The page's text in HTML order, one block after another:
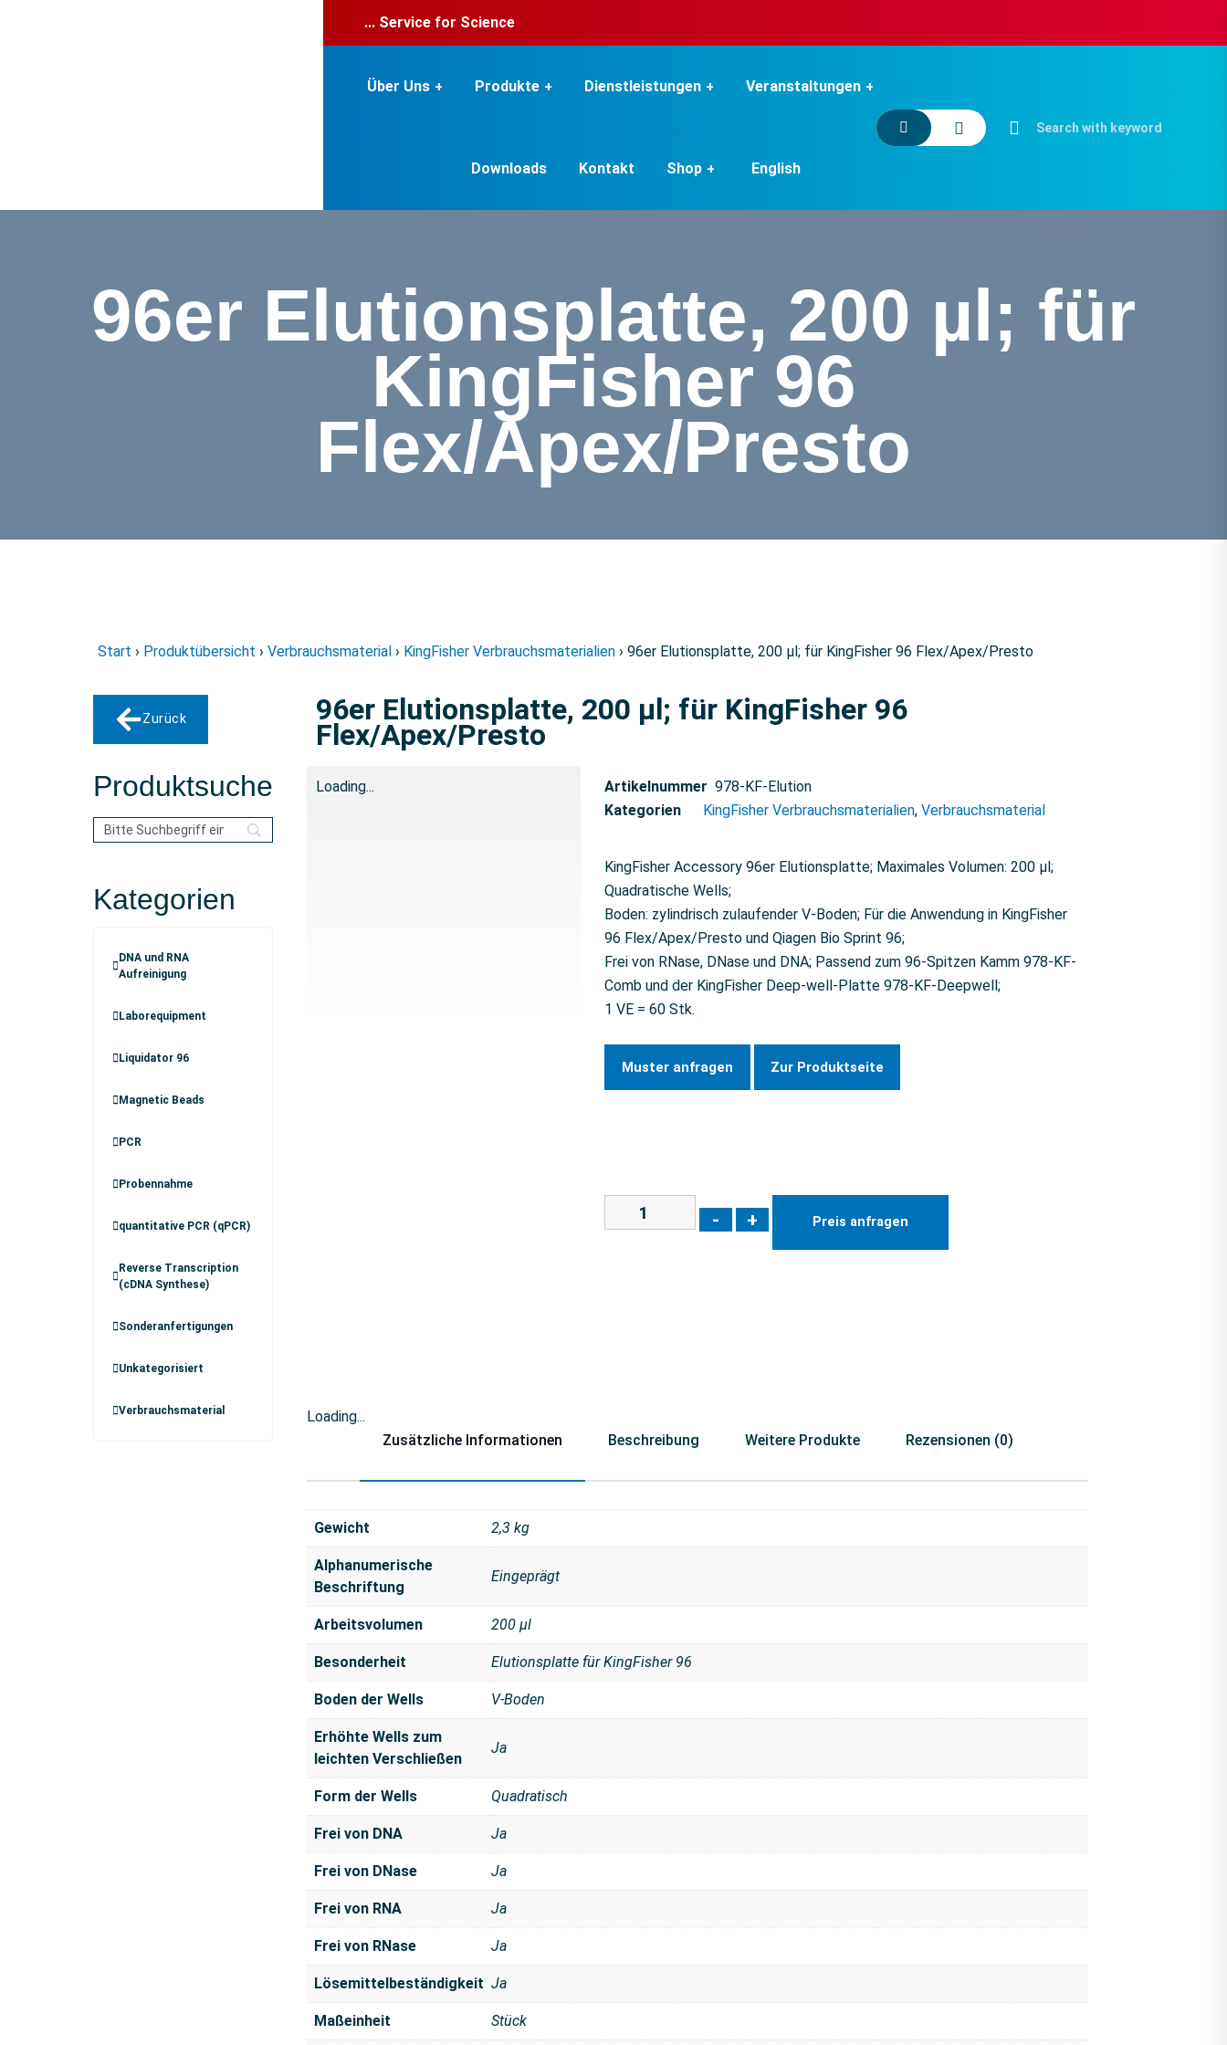
... Service for Science
Über Uns Produkte Dienstleistungen Veranstaltungen
Downloads Kontakt Shop English
96er Elutionsplatte, 200 µl; für
KingFisher 96
Flex/Apex/Presto
Start › Produktübersicht › Verbrauchsmaterial › KingFisher Verbrauchsmaterialien › 96er Elutionsplatte, 200 µl; für KingFisher 96 Flex/Apex/Presto
Zurück
Produktsuche
Kategorien
DNA und RNA
Aufreinigung
Laborequipment
Liquidator 96
Magnetic Beads
PCR
Probennahme
quantitative PCR (qPCR)
Reverse Transcription
(cDNA Synthese)
Sonderanfertigungen
Unkategorisiert
Verbrauchsmaterial
96er Elutionsplatte, 200 µl; für KingFisher 96
Flex/Apex/Presto
Loading... Artikelnummer 978-KF-Elution
Kategorien
KingFisher Verbrauchsmaterialien, Verbrauchsmaterial
KingFisher Accessory 96er Elutionsplatte; Maximales Volumen: 200 µl;
Quadratische Wells;
Boden: zylindrisch zulaufender V-Boden; Für die Anwendung in KingFisher
96 Flex/Apex/Presto und Qiagen Bio Sprint 96;
Frei von RNase, DNase und DNA; Passend zum 96-Spitzen Kamm 978-KF-
Comb und der KingFisher Deep-well-Platte 978-KF-Deepwell;
1 VE = 60 Stk.
Muster anfragen Zur Produktseite
- + Preis anfragen
Loading...
Zusätzliche Informationen
Beschreibung Weitere Produkte Rezensionen (0)
Gewicht 2,3 kg
Alphanumerische
Beschriftung
Eingeprägt
Arbeitsvolumen 200 μl
Besonderheit Elutionsplatte für KingFisher 96
Boden der Wells V-Boden
Erhöhte Wells zum
leichten Verschließen
Ja
Form der Wells Quadratisch
Frei von DNA Ja
Frei von DNase Ja
Frei von RNA Ja
Frei von RNase Ja
Lösemittelbeständigkeit Ja
Maßeinheit Stück